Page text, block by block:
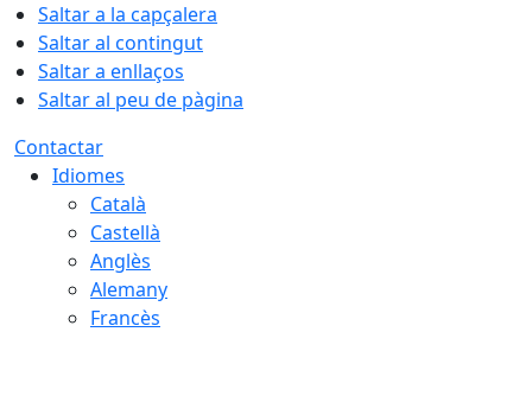
Saltar a la capçalera
Saltar al contingut
Saltar a enllaços
Saltar al peu de pàgina
Contactar
Idiomes
Català
Castellà
Anglès
Alemany
Francès